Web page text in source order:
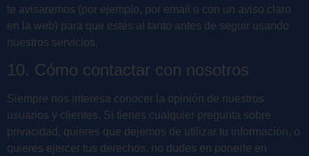
te avisaremos (por ejemplo, por email o con un aviso claro
en la web) para que estés al tanto antes de seguir usando
nuestros servicios.
10. Cómo contactar con nosotros
Siempre nos interesa conocer la opinión de nuestros
usuarios y clientes. Si tienes cualquier pregunta sobre
privacidad, quieres que dejemos de utilizar tu información, o
quieres ejercer tus derechos, no dudes en ponerte en